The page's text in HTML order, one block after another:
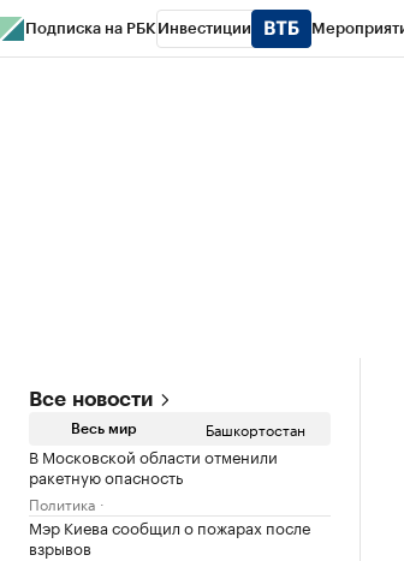
Подписка на РБК Инвестиции
Все новости
Весь мир Башкортостан
В Московской области отменили
ракетную опасность
Политика
Мэр Киева сообщил о пожарах после
взрывов